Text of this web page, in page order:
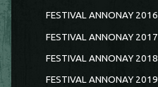
FESTIVAL ANNONAY 2016
FESTIVAL ANNONAY 2017
FESTIVAL ANNONAY 2018
FESTIVAL ANNONAY 2019